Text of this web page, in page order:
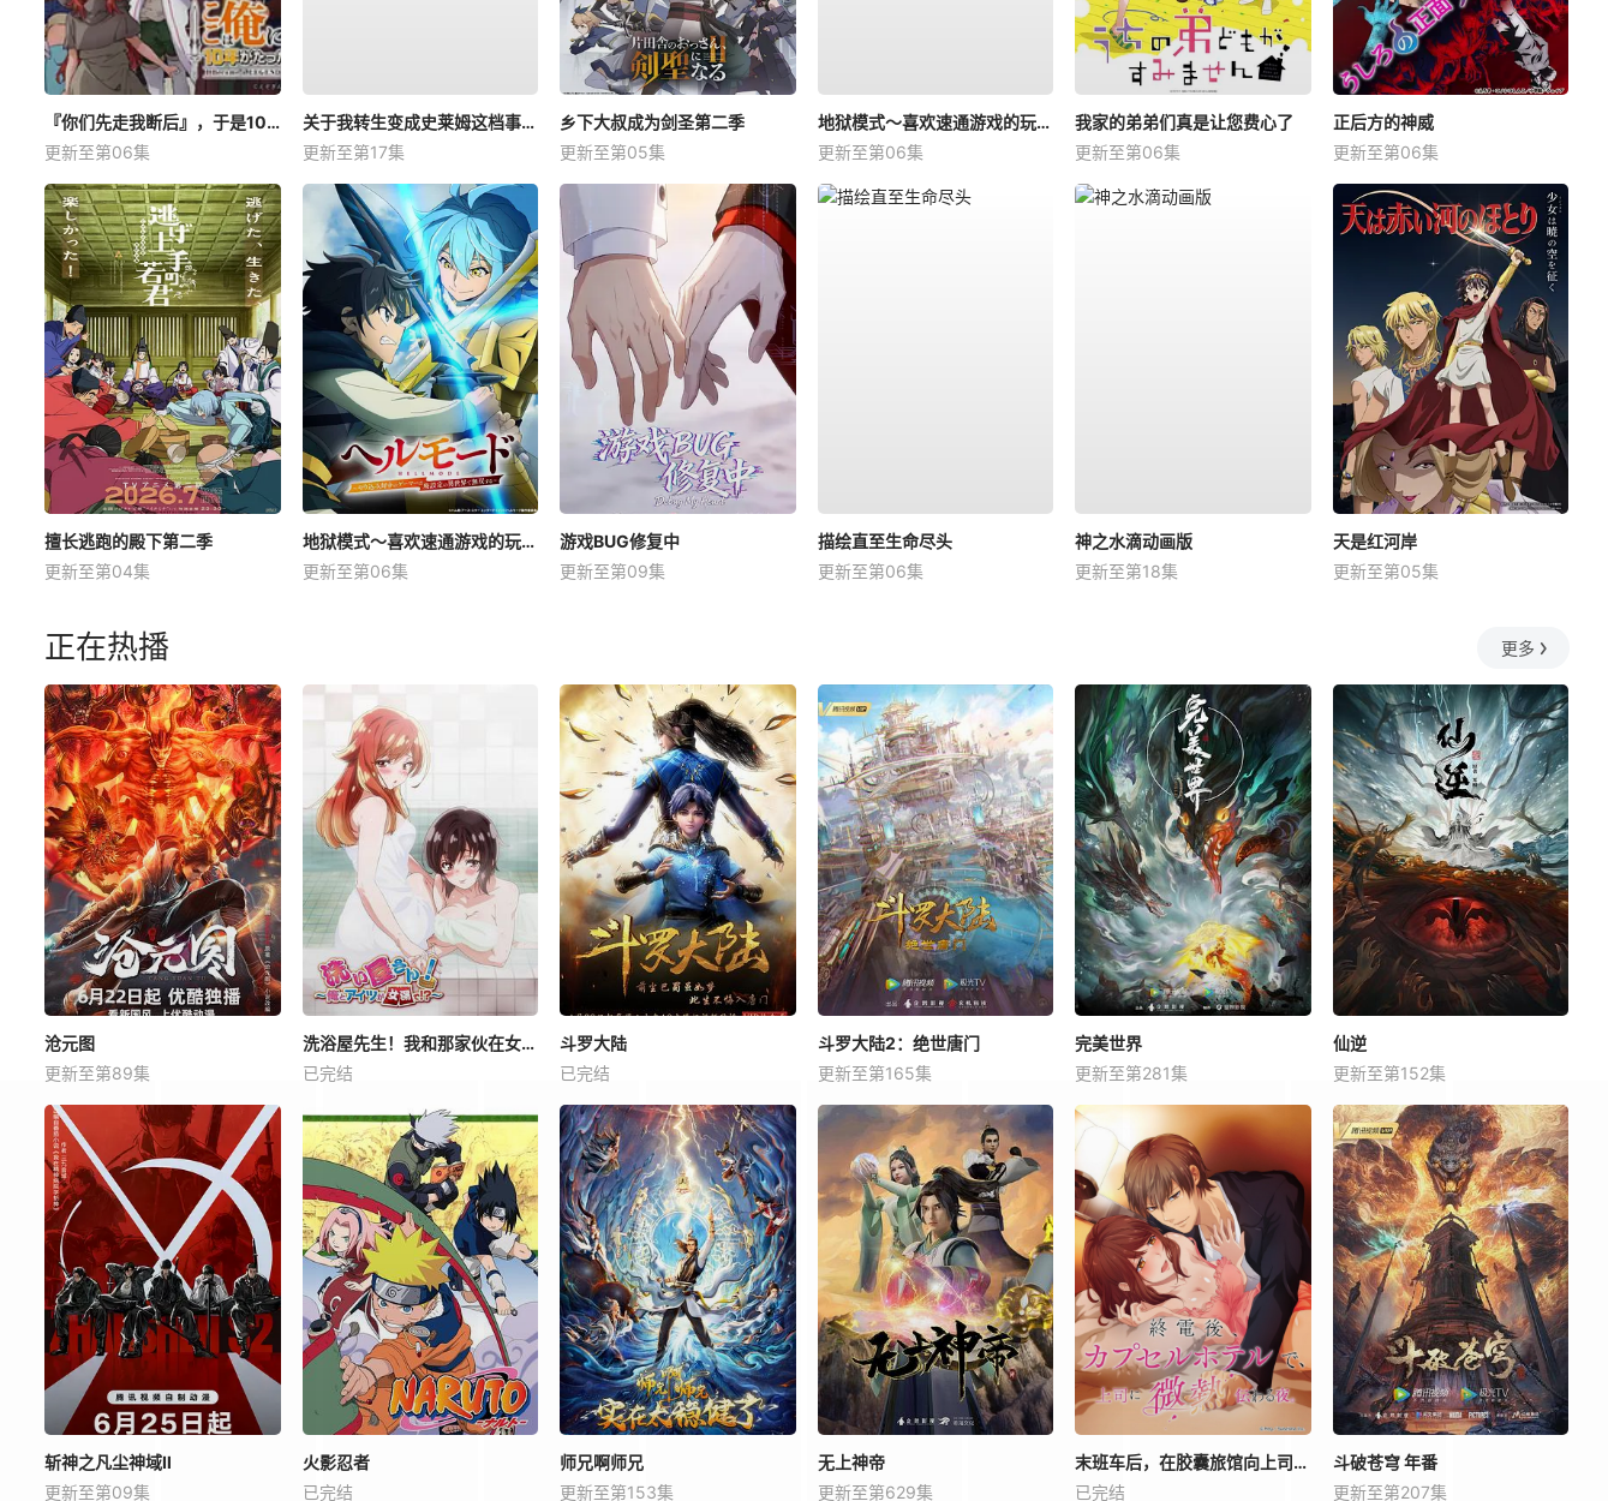
『你们先走我断后』，于是10年后我成为了传说
更新至第06集
关于我转生变成史莱姆这档事第四季
更新至第17集
乡下大叔成为剑圣第二季
更新至第05集
地狱模式～喜欢速通游戏的玩家在废设定异世界无双～第二季
更新至第06集
我家的弟弟们真是让您费心了
更新至第06集
正后方的神威
更新至第06集
擅长逃跑的殿下第二季
更新至第04集
地狱模式～喜欢速通游戏的玩家在废设定异世界无双～第2季
更新至第06集
游戏BUG修复中
更新至第09集
描绘直至生命尽头
更新至第06集
神之水滴动画版
更新至第18集
天是红河岸
更新至第05集
正在热播 更多
沧元图
更新至第89集
洗浴屋先生！我和那家伙在女浴池！？
已完结
斗罗大陆
已完结
斗罗大陆2：绝世唐门
更新至第165集
完美世界
更新至第281集
仙逆
更新至第152集
斩神之凡尘神域Ⅱ
更新至第09集
火影忍者
已完结
师兄啊师兄
更新至第153集
无上神帝
更新至第629集
末班车后，在胶囊旅馆向上司传递微热的夜晚
已完结
斗破苍穹 年番
更新至第207集